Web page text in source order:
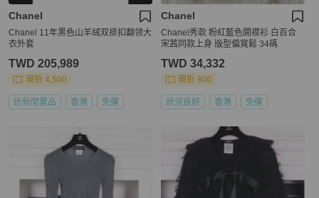
Chanel
Chanel 11年黑色山羊绒双排扣翻领大
衣外套
TWD 205,989
現折 4,500
近新閒置品 香港 免運
Chanel
Chanel秀款 粉紅藍色開襟衫 白百合
宋茜同款上身 版型偏寬鬆 34碼
TWD 34,332
現折 800
狀況良好 香港 免運